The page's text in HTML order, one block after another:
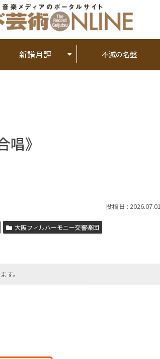
新譜月評 不滅の名盤
》
2026.07.01
大阪フィルハーモニー交響楽団
す。